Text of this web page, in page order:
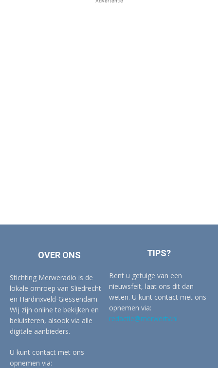
OVER ONS
Stichting Merweradio is de
lokale omroep van Sliedrecht
en Hardinxveld-Giessendam.
Wij zijn online te bekijken en
beluisteren, alsook via alle
digitale aanbieders.
U kunt contact met ons
opnemen via:
TIPS?
Bent u getuige van een
nieuwsfeit, laat ons dit dan
weten. U kunt contact met ons
opnemen via:
redactie@merwertv.nl